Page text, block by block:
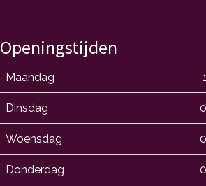
Openingstijden
Maandag
Dinsdag
Woensdag
Donderdag